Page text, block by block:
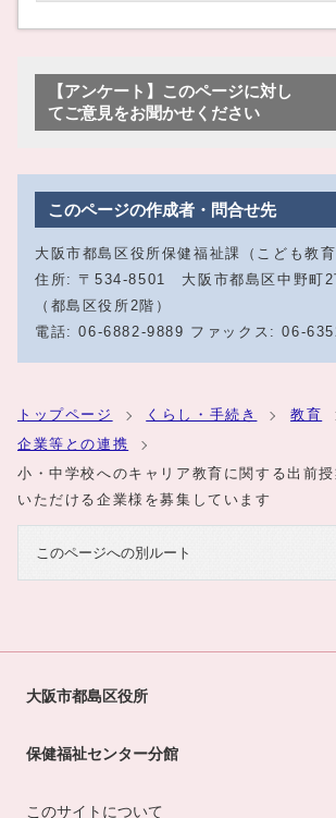
【アンケート】このページに対し
てご意見をお聞かせください
このページの作成者・問合せ先
大阪市都島区役所保健福祉課（こども教育
住所: 〒534-8501 大阪市都島区中野町2
（都島区役所2階）
電話: 06-6882-9889 ファックス: 06-
トップページ くらし・手続き
教育
企業等との連携
小・中学校へのキャリア教育に関する出前
いただける企業様を募集しています
このページへの別ルート
大阪市都島区役所
保健福祉センター分館
このサイトについて